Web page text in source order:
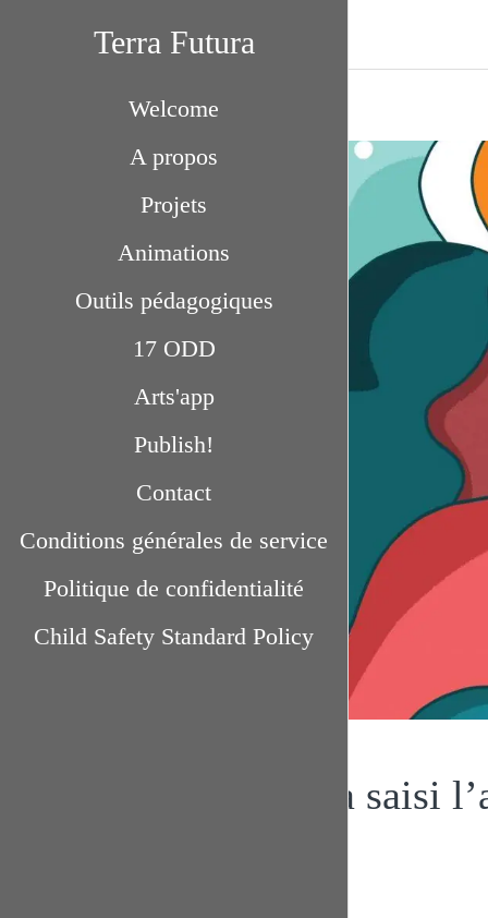
Terra Futura
Welcome
A propos
Projets
Animations
Outils pédagogiques
17 ODD
Arts'app
Publish!
Contact
Conditions générales de service
Politique de confidentialité
Child Safety Standard Policy
Maintenant qu’on a saisi